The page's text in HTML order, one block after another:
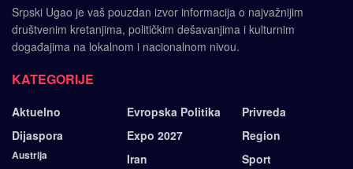
Srpski Ugao je vaš pouzdan izvor informacija o najvažnijim
društvenim kretanjima, političkim dešavanjima i kulturnim
događajima na lokalnom i nacionalnom nivou.
KATEGORIJE
Aktuelno
Dijaspora
Austrija
Evropska Politika
Expo 2027
Iran
Privreda
Region
Sport